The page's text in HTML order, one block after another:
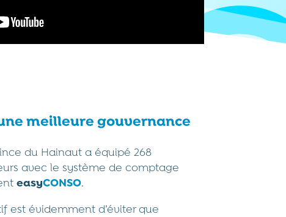
meilleure gouvernance
du Hainaut a équipé 268
avec le système de comptage
easyCONSO.
est évidemment d’éviter que